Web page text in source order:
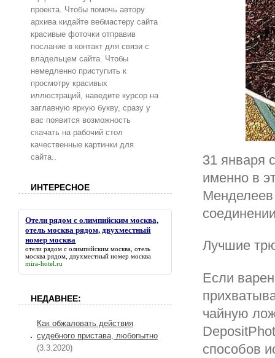
31 января
именно в
Лучшие
Если
чайную
способов
проекта. Чтобы помочь автору
архива кидайте вебмастеру сайта
красивые фоточки отправив
послание в контакт для связи с
владельцем сайта. Чтобы
немедленно приступить к
просмотру красивых
иллюстраций, наведите курсор на
заглавную яркую букву, сразу у
вас появится возможность
скачать на рабочий стол
качественные картинки для
сайта..
ИНТЕРЕСНОЕ
Отели рядом с олимпийским москва,
отель москва рядом, двухместный
номер москва
отели рядом с олимпийским москва, отель
москва рядом, двухместный номер москва
mira-hotel.ru
НЕДАВНЕЕ:
Как обжаловать действия
судебного пристава, любопытно
(3.3.2020)